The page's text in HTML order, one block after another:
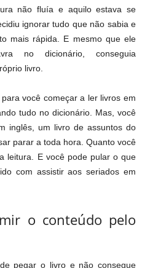
não fluía e aquilo estava se
ignorar tudo que não sabia e
mais rápida. E mesmo que ele
no dicionário, conseguia
livro.
você começar a ler livros em
tudo no dicionário. Mas, você
inglês, um livro de assuntos do
parar a toda hora. Quanto você
leitura. E você pode pular o que
com assistir aos seriados em
o conteúdo pelo
pegar o livro e não consegue